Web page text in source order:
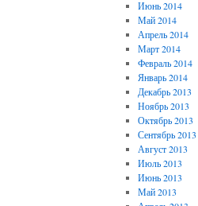
Июнь 2014
Май 2014
Апрель 2014
Март 2014
Февраль 2014
Январь 2014
Декабрь 2013
Ноябрь 2013
Октябрь 2013
Сентябрь 2013
Август 2013
Июль 2013
Июнь 2013
Май 2013